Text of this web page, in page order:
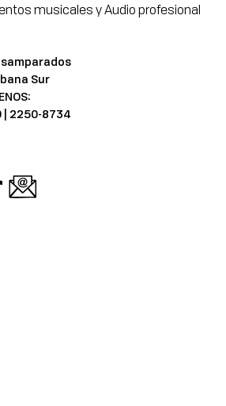
musicales y Audio profesional
Sur
| 2250-8734